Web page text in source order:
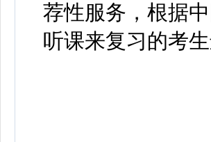
荐性服务，根据
听课来复习的考